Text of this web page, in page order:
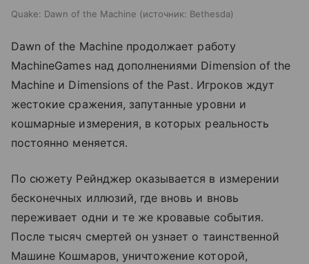
Quake: Dawn of the Machine источник: Bethesda
Dawn of the Machine продолжает работу
MachineGames над дополнениями Dimension of the
Machine и Dimensions of the Past. Игроков ждут
жестокие сражения, запутанные уровни и
кошмарные измерения, в которых реальность
постоянно меняется.
По сюжету Рейнджер оказывается в измерении
бесконечных иллюзий, где вновь и вновь
переживает одни и те же кровавые события.
После тысяч смертей он узнает о таинственной
Машине Кошмаров, уничтожение которой,